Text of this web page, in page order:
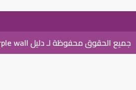
جميع الحقوق محفوظة لـ دليل purple wall